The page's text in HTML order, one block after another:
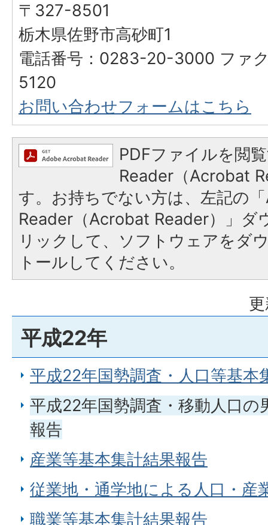
〒327-8501
栃木県佐野市高砂町1
電話番号：0283-20-3000 ファ
5120
お問い合わせフォームはこちら
PDFファイルを閲
Reader（Acrobat
す。お持ちでない方は、左記の
Reader（Acrobat Reader）」ダ
リックして、ソフトウェアをダ
トールしてください。
平成22年
平成22年国勢調査・人口等基本
平成22年国勢調査・移動人口の
報告
産業等基本集計結果報告
従業地・通学地による人口・産
職業等基本集計結果報告